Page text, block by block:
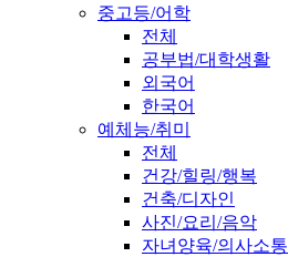
중고등/어학
전체
공부법/대학생활
외국어
한국어
예체능/취미
전체
건강/힐링/행복
건축/디자인
사진/요리/음악
자녀양육/의사소통